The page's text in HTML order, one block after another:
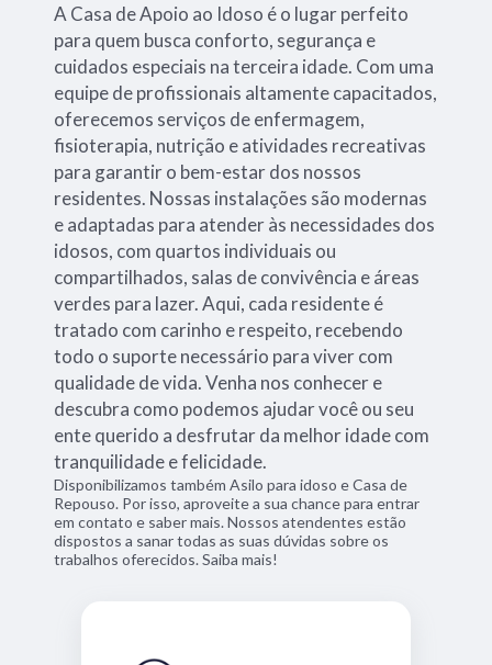
A Casa de Apoio ao Idoso é o lugar perfeito
para quem busca conforto, segurança e
cuidados especiais na terceira idade. Com uma
equipe de profissionais altamente capacitados,
oferecemos serviços de enfermagem,
fisioterapia, nutrição e atividades recreativas
para garantir o bem-estar dos nossos
residentes. Nossas instalações são modernas
e adaptadas para atender às necessidades dos
idosos, com quartos individuais ou
compartilhados, salas de convivência e áreas
verdes para lazer. Aqui, cada residente é
tratado com carinho e respeito, recebendo
todo o suporte necessário para viver com
qualidade de vida. Venha nos conhecer e
descubra como podemos ajudar você ou seu
ente querido a desfrutar da melhor idade com
tranquilidade e felicidade.
Disponibilizamos também Asilo para idoso e Casa de
Repouso. Por isso, aproveite a sua chance para entrar
em contato e saber mais. Nossos atendentes estão
dispostos a sanar todas as suas dúvidas sobre os
trabalhos oferecidos. Saiba mais!